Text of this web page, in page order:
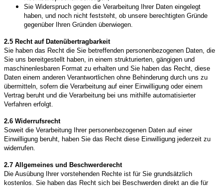
Sie Widerspruch gegen die Verarbeitung Ihrer Daten eingelegt
haben, und noch nicht feststeht, ob unsere berechtigten Gründe
gegenüber Ihren Gründen überwiegen.
2.5 Recht auf Datenübertragbarkeit
Sie haben das Recht die Sie betreffenden personenbezogenen Daten, die
Sie uns bereitgestellt haben, in einem strukturierten, gängigen und
maschinenlesbaren Format zu erhalten und Sie haben das Recht, diese
Daten einem anderen Verantwortlichen ohne Behinderung durch uns zu
übermitteln, sofern die Verarbeitung auf einer Einwilligung oder einem
Vertrag beruht und die Verarbeitung bei uns mithilfe automatisierter
Verfahren erfolgt.
2.6 Widerrufsrecht
Soweit die Verarbeitung Ihrer personenbezogenen Daten auf einer
Einwilligung beruht, haben Sie das Recht diese Einwilligung jederzeit zu
widerrufen.
2.7 Allgemeines und Beschwerderecht
Die Ausübung Ihrer vorstehenden Rechte ist für Sie grundsätzlich
kostenlos. Sie haben das Recht sich bei Beschwerden direkt an die für